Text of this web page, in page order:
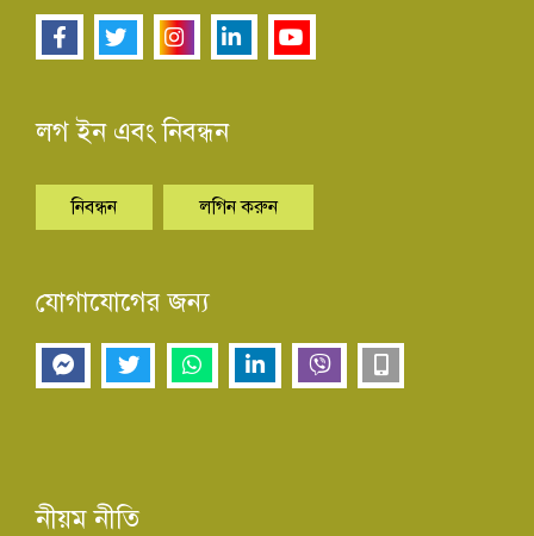
লগ ইন এবং নিবন্ধন
নিবন্ধন লগিন করুন
যোগাযোগের জন্য
নীয়ম নীতি